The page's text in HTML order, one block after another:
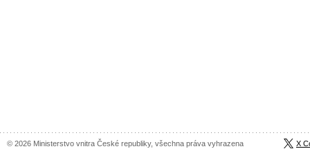
© 2026 Ministerstvo vnitra České republiky, všechna práva vyhrazena X